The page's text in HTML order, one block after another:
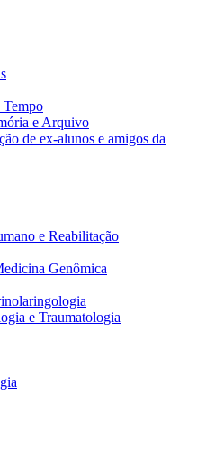
e Arquivo
de ex-alunos e amigos da
e Reabilitação
Genômica
e Traumatologia